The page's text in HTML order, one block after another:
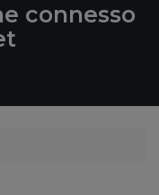
connesso